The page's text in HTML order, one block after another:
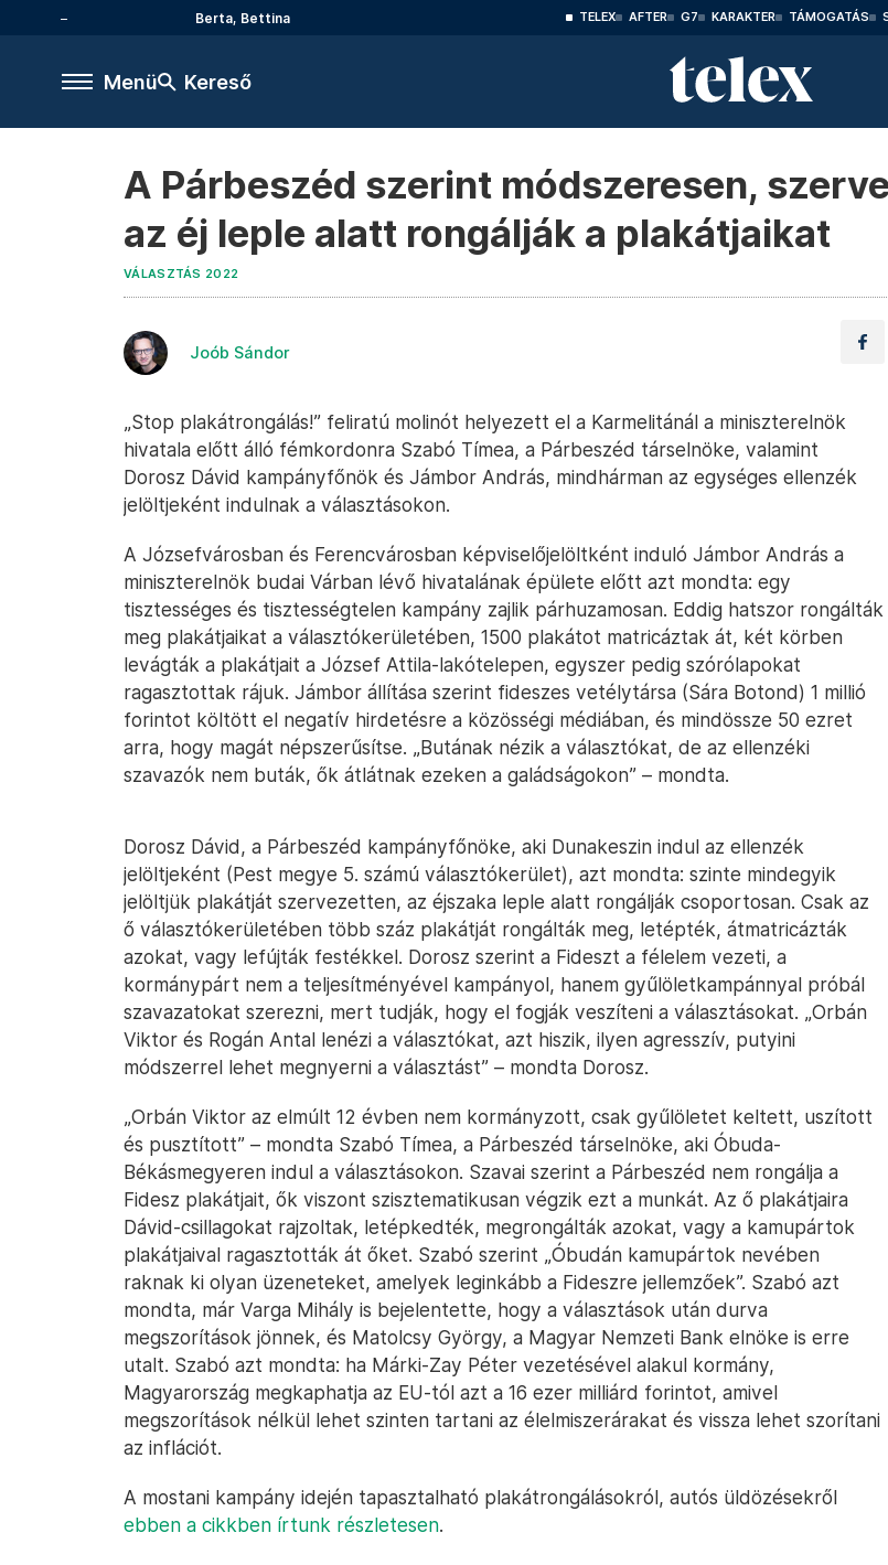
Berta, Bettina TELEX AFTER G7 KARAKTER TÁMOGATÁS
Menü Kereső
A Párbeszéd szerint módszeresen,
az éj leple alatt rongálják a plakátjaikat
VÁLASZTÁS 2022
Joób Sándor
„Stop plakátrongálás!” feliratú molinót helyezett el a Karmelitánál a miniszterelnök
hivatala előtt álló fémkordonra Szabó Tímea, a Párbeszéd társelnöke, valamint
Dorosz Dávid kampányfőnök és Jámbor András, mindhárman az egységes ellenzék
jelöltjeként indulnak a választásokon.
A Józsefvárosban és Ferencvárosban képviselőjelöltként induló Jámbor András a
miniszterelnök budai Várban lévő hivatalának épülete előtt azt mondta: egy
tisztességes és tisztességtelen kampány zajlik párhuzamosan. Eddig hatszor rongálták
meg plakátjaikat a választókerületében, 1500 plakátot matricáztak át, két körben
levágták a plakátjait a József Attila-lakótelepen, egyszer pedig szórólapokat
ragasztottak rájuk. Jámbor állítása szerint fideszes vetélytársa (Sára Botond) 1 millió
forintot költött el negatív hirdetésre a közösségi médiában, és mindössze 50 ezret
arra, hogy magát népszerűsítse. „Butának nézik a választókat, de az ellenzéki
szavazók nem buták, ők átlátnak ezeken a galádságokon” – mondta.
Dorosz Dávid, a Párbeszéd kampányfőnöke, aki Dunakeszin indul az ellenzék
jelöltjeként (Pest megye 5. számú választókerület), azt mondta: szinte mindegyik
jelöltjük plakátját szervezetten, az éjszaka leple alatt rongálják csoportosan. Csak az
ő választókerületében több száz plakátját rongálták meg, letépték, átmatricázták
azokat, vagy lefújták festékkel. Dorosz szerint a Fideszt a félelem vezeti, a
kormánypárt nem a teljesítményével kampányol, hanem gyűlöletkampánnyal próbál
szavazatokat szerezni, mert tudják, hogy el fogják veszíteni a választásokat. „Orbán
Viktor és Rogán Antal lenézi a választókat, azt hiszik, ilyen agresszív, putyini
módszerrel lehet megnyerni a választást” – mondta Dorosz.
„Orbán Viktor az elmúlt 12 évben nem kormányzott, csak gyűlöletet keltett, uszított
és pusztított” – mondta Szabó Tímea, a Párbeszéd társelnöke, aki Óbuda-
Békásmegyeren indul a választásokon. Szavai szerint a Párbeszéd nem rongálja a
Fidesz plakátjait, ők viszont szisztematikusan végzik ezt a munkát. Az ő plakátjaira
Dávid-csillagokat rajzoltak, letépkedték, megrongálták azokat, vagy a kamupártok
plakátjaival ragasztották át őket. Szabó szerint „Óbudán kamupártok nevében
raknak ki olyan üzeneteket, amelyek leginkább a Fideszre jellemzőek”. Szabó azt
mondta, már Varga Mihály is bejelentette, hogy a választások után durva
megszorítások jönnek, és Matolcsy György, a Magyar Nemzeti Bank elnöke is erre
utalt. Szabó azt mondta: ha Márki-Zay Péter vezetésével alakul kormány,
Magyarország megkaphatja az EU-tól azt a 16 ezer milliárd forintot, amivel
megszorítások nélkül lehet szinten tartani az élelmiszerárakat és vissza lehet szorítani
az inflációt.
A mostani kampány idején tapasztalható plakátrongálásokról, autós üldözésekről
ebben a cikkben írtunk részletesen.